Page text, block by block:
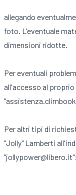
allegando
foto. L'eventuale
dimensioni ridotte.
Per eventuali
all'accesso al
Per altri tipi di
"Jolly" Lamberti